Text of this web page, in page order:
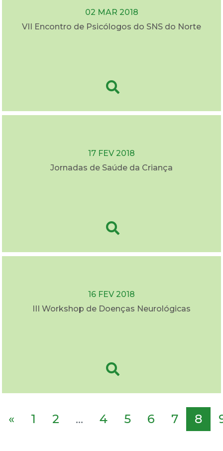
02 MAR 2018
VII Encontro de Psicólogos do SNS do Norte
17 FEV 2018
Jornadas de Saúde da Criança
16 FEV 2018
III Workshop de Doenças Neurológicas
« 1 2 ... 4 5 6 7 8